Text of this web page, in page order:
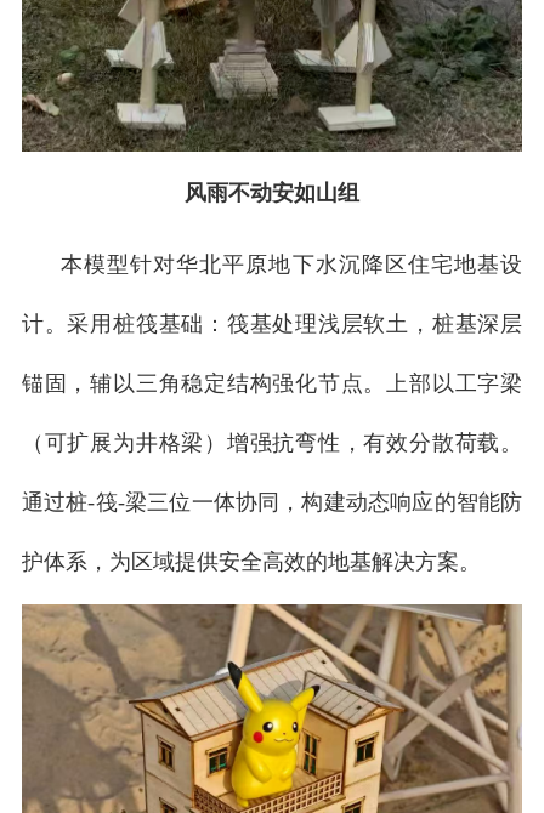
风雨不动安如山组
本模型针对华北平原地下水沉降区住宅地基设
计。采用桩筏基础：筏基处理浅层软土，桩基深层
锚固，辅以三角稳定结构强化节点。上部以工字梁
（可扩展为井格梁）增强抗弯性，有效分散荷载。
通过桩-筏-梁三位一体协同，构建动态响应的智能防
护体系，为区域提供安全高效的地基解决方案。